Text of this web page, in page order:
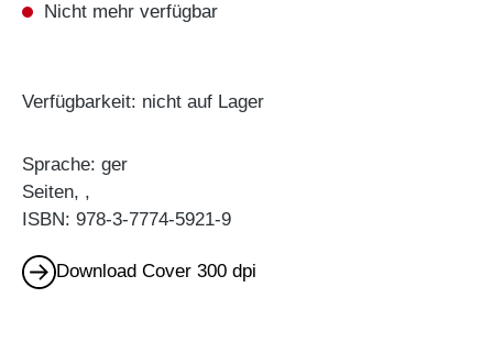
Nicht mehr verfügbar
Verfügbarkeit: nicht auf Lager
Sprache: ger
Seiten, ,
ISBN: 978-3-7774-5921-9
Download Cover 300 dpi